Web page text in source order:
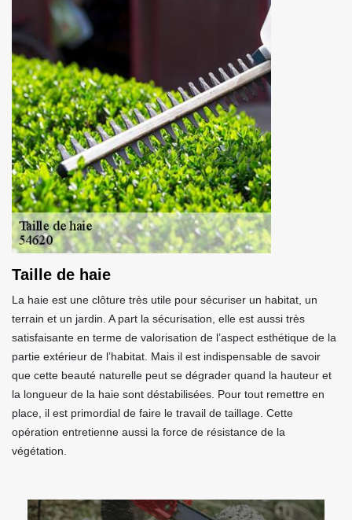
Taille de haie
La haie est une clôture très utile pour sécuriser un habitat, un
terrain et un jardin. A part la sécurisation, elle est aussi très
satisfaisante en terme de valorisation de l’aspect esthétique de la
partie extérieur de l’habitat. Mais il est indispensable de savoir
que cette beauté naturelle peut se dégrader quand la hauteur et
la longueur de la haie sont déstabilisées. Pour tout remettre en
place, il est primordial de faire le travail de taillage. Cette
opération entretienne aussi la force de résistance de la
végétation.